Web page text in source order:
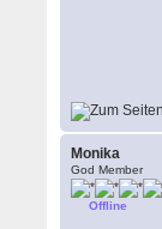
Monika
God Member
Offline